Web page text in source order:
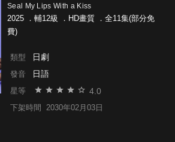
Seal My Lips With a Kiss
2025 ． 輔12級
．HD畫質 ．全11集(部分免
費)
類型 日劇
發音 日語
星等 4.0
下架時間 2030年02月03日